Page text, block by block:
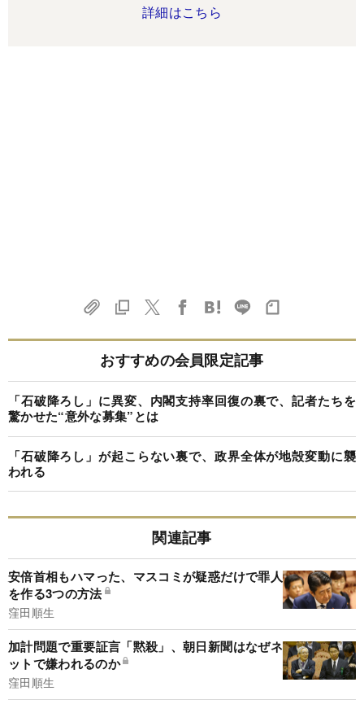
詳細はこちら
おすすめの会員限定記事
「石破降ろし」に異変、内閣支持率回復の裏で、記者たちを
驚かせた“意外な募集”とは
「石破降ろし」が起こらない裏で、政界全体が地殻変動に襲
われる
関連記事
安倍首相もハマった、マスコミが疑惑だけで罪人
を作る3つの方法
窪田順生
加計問題で重要証言「黙殺」、朝日新聞はなぜネ
ットで嫌われるのか
窪田順生